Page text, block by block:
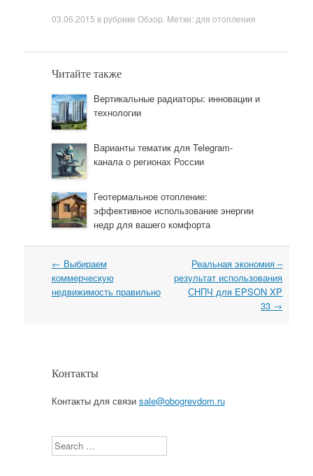
03.06.2015 в рубрике Обзор . Метки: для отопления
Читайте также
Вертикальные радиаторы: инновации и
технологии
Варианты тематик для Telegram-
канала о регионах России
Геотермальное отопление:
эффективное использование энергии
недр для вашего комфорта
Навигация
← Выбираем
коммерческую
недвижимость правильно
Реальная экономия –
результат использования
СНПЧ для EPSON XP
33 →
Контакты
Контакты для связи sale@obogrevdom.ru
Search